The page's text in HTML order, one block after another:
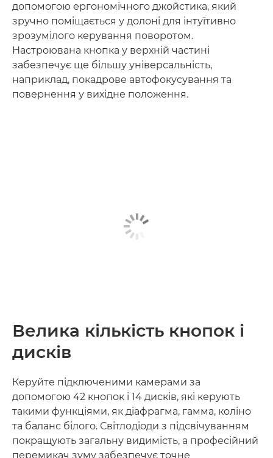
допомогою ергономічного джойстика, який
зручно поміщається у долоні для інтуїтивно
зрозумілого керування поворотом.
Настроювана кнопка у верхній частині
забезпечує ще більшу універсальність,
наприклад, покадрове автофокусування та
повернення у вихідне положення.
Велика кількість кнопок і
дисків
Керуйте підключеними камерами за
допомогою 42 кнопок і 14 дисків, які керують
такими функціями, як діафрагма, гамма, коліно
та баланс білого. Світлодіоди з підсвічуванням
покращують загальну видимість, а професійний
перемикач зуму забезпечує точне